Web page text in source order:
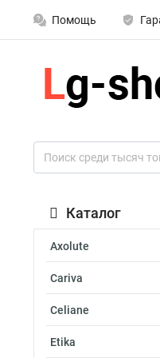
Помощь
Каталог
Axolute
Cariva
Celiane
Etika